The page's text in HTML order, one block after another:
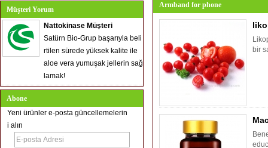
Müşteri Yorum
Nattokinase Müşteri
Satürn Bio-Grup başarıyla beli
rtilen sürede yüksek kalite ile
aloe vera yumuşak jellerin sağ
lamak!
Abone
Yeni ürünler e-posta güncellemelerin
i alın
Armband for phone
bir